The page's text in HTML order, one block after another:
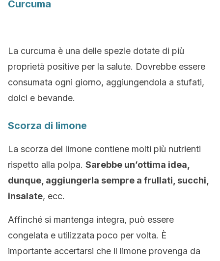
Curcuma
La curcuma è una delle spezie dotate di più
proprietà positive per la salute. Dovrebbe essere
consumata ogni giorno, aggiungendola a stufati,
dolci e bevande.
Scorza di limone
La scorza del limone contiene molti più nutrienti
rispetto alla polpa. Sarebbe un’ottima idea,
dunque, aggiungerla sempre a frullati, succhi,
insalate, ecc.
Affinché si mantenga integra, può essere
congelata e utilizzata poco per volta. È
importante accertarsi che il limone provenga da